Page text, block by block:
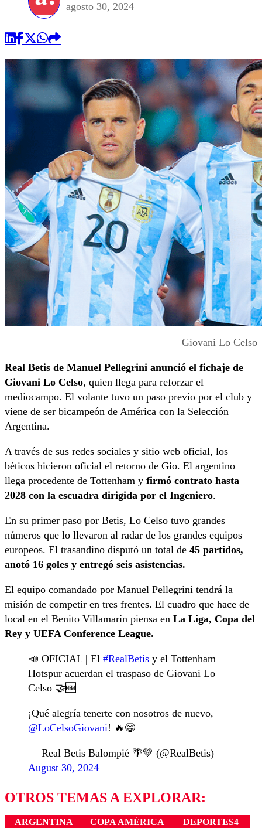
agosto 30, 2024
Giovani Lo Celso
Real Betis de Manuel Pellegrini anunció el fichaje de
Giovani Lo Celso, quien llega para reforzar el
mediocampo. El volante tuvo un paso previo por el club y
viene de ser bicampeón de América con la Selección
Argentina.
A través de sus redes sociales y sitio web oficial, los
béticos hicieron oficial el retorno de Gio. El argentino
llega procedente de Tottenham y firmó contrato hasta
2028 con la escuadra dirigida por el Ingeniero.
En su primer paso por Betis, Lo Celso tuvo grandes
números que lo llevaron al radar de los grandes equipos
europeos. El trasandino disputó un total de 45 partidos,
anotó 16 goles y entregó seis asistencias.
El equipo comandado por Manuel Pellegrini tendrá la
misión de competir en tres frentes. El cuadro que hace de
local en el Benito Villamarín piensa en La Liga, Copa del
Rey y UEFA Conference League.
📣 OFICIAL | El #RealBetis y el Tottenham
Hotspur acuerdan el traspaso de Giovani Lo
Celso 🤝🆕
¡Qué alegría tenerte con nosotros de nuevo,
@LoCelsoGiovani! 🔥😁
— Real Betis Balompié 🌴💚 (@RealBetis)
August 30, 2024
OTROS TEMAS A EXPLORAR:
ARGENTINA COPA AMÉRICA
DEPORTES4